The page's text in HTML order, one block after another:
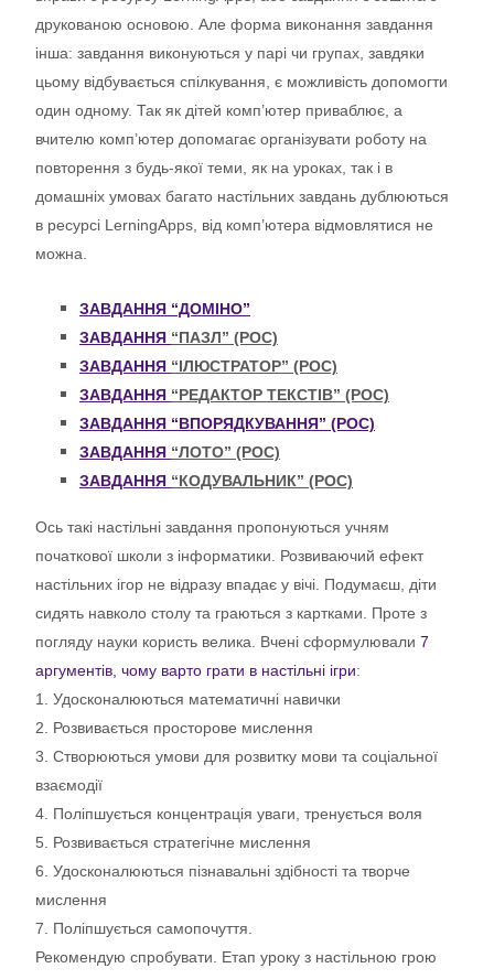
друкованою основою. Але форма виконання завдання
інша: завдання виконуються у парі чи групах, завдяки
цьому відбувається спілкування, є можливість допомогти
один одному. Так як дітей комп’ютер приваблює, а
вчителю комп’ютер допомагає організувати роботу на
повторення з будь-якої теми, як на уроках, так і в
домашніх умовах багато настільних завдань дублюються
в ресурсі LerningApps, від комп’ютера відмовлятися не
можна.
ЗАВДАННЯ “ДОМІНО”
ЗАВДАННЯ “ПАЗЛ” (РОС)
ЗАВДАННЯ “ІЛЮСТРАТОР” (РОС)
ЗАВДАННЯ “РЕДАКТОР ТЕКСТІВ” (РОС)
ЗАВДАННЯ “ВПОРЯДКУВАННЯ” (РОС)
ЗАВДАННЯ “ЛОТО” (РОС)
ЗАВДАННЯ “КОДУВАЛЬНИК” (РОС)
Ось такі настільні завдання пропонуються учням
початкової школи з інформатики. Розвиваючий ефект
настільних ігор не відразу впадає у вічі. Подумаєш, діти
сидять навколо столу та граються з картками. Проте з
погляду науки користь велика. Вчені сформулювали 7
аргументів, чому варто грати в настільні ігри:
1. Удосконалюються математичні навички
2. Розвивається просторове мислення
3. Створюються умови для розвитку мови та соціальної
взаємодії
4. Поліпшується концентрація уваги, тренується воля
5. Розвивається стратегічне мислення
6. Удосконалюються пізнавальні здібності та творче
мислення
7. Поліпшується самопочуття.
Рекомендую спробувати. Етап уроку з настільною грою